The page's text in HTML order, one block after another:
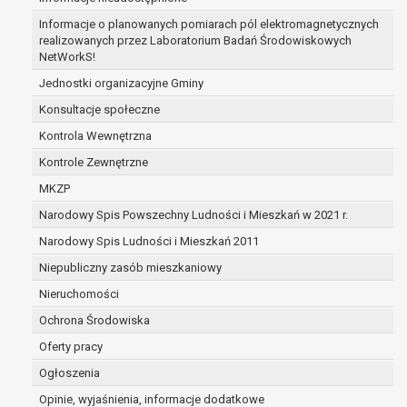
Informacje o planowanych pomiarach pól elektromagnetycznych
realizowanych przez Laboratorium Badań Środowiskowych
NetWorkS!
Jednostki organizacyjne Gminy
Konsultacje społeczne
Kontrola Wewnętrzna
Kontrole Zewnętrzne
MKZP
Narodowy Spis Powszechny Ludności i Mieszkań w 2021 r.
Narodowy Spis Ludności i Mieszkań 2011
Niepubliczny zasób mieszkaniowy
Nieruchomości
Ochrona Środowiska
Oferty pracy
Ogłoszenia
Opinie, wyjaśnienia, informacje dodatkowe
zabezpieczenia ewentualnych roszczeń, a w
przypadku wyrażenia zgody na przetwarzanie
danych po zakończeniu i rozliczeniu umowy, do
czasu wycofania tej zgody.
Ponadto w przypadku umów o dofinansowanie
dane osobowe od momentu pozyskania
przechowywane są przez okres wynikający z
umowy o dofinansowanie zawartej między
beneficjentem a określoną instytucją, trwałości
dokumentacji projektu do celów kontrolnych.
W związku z przetwarzaniem przez
administratora danych osobowych przysługuje
Pani/Panu:
prawo dostępu do treści danych oraz
otrzymywania ich kopii na podstawie art. 15
RODO;
prawo do żądania sprostowania danych na
w przypadku gdy: